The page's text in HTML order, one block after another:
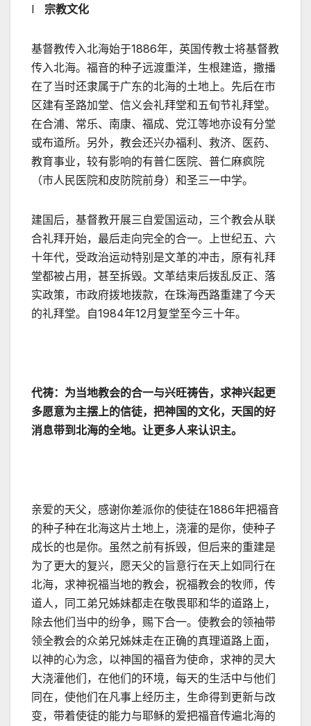
l 宗教文化
基督教传入北海始于1886年，英国传教士将基督教
传入北海。福音的种子远渡重洋，生根建造，撒播
在了当时还隶属于广东的北海的土地上。先后在市
区建有圣路加堂、信义会礼拜堂和五旬节礼拜堂。
在合浦、常乐、南康、福成、党江等地亦设有分堂
或布道所。另外，教会还兴办福利、救济、医药、
教育事业，较有影响的有普仁医院、普仁麻疯院
（市人民医院和皮防院前身）和圣三一中学。
建国后，基督教开展三自爱国运动，三个教会从联
合礼拜开始，最后走向完全的合一。上世纪五、六
十年代，受政治运动特别是文革的冲击，原有礼拜
堂都被占用，甚至拆毁。文革结束后拨乱反正、落
实政策，市政府拨地拨款，在珠海西路重建了今天
的礼拜堂。自1984年12月复堂至今三十年。
代祷：为当地教会的合一与兴旺祷告，求神兴起更
多愿意为主摆上的信徒，把神国的文化，天国的好
消息带到北海的全地。让更多人来认识主。
亲爱的天父，感谢你差派你的使徒在1886年把福音
的种子种在北海这片土地上，浇灌的是你，使种子
成长的也是你。虽然之前有拆毁，但后来的重建是
为了更大的复兴，愿天父的旨意行在天上如同行在
北海，求神祝福当地的教会，祝福教会的牧师，传
道人，同工弟兄姊妹都走在敬畏耶和华的道路上，
除去他们当中的纷争，赐下合一。使教会的领袖带
领全教会的众弟兄姊妹走在正确的真理道路上面，
以神的心为念，以神国的福音为使命，求神的灵大
大浇灌他们，在他们的环境，每天的生活中与他们
同在，使他们在凡事上经历主，生命得到更新与改
变，带着使徒的能力与耶稣的爱把福音传遍北海的